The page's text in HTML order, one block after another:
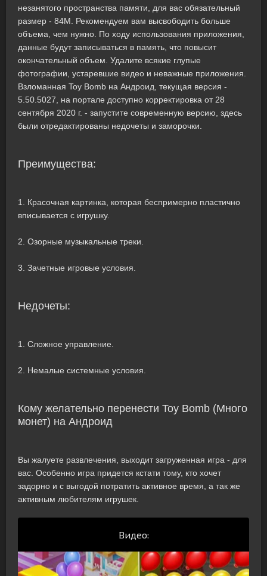
незанятого пространства памяти, для вас обязательный
размер - 84M. Рекомендуем вам высвободить больше
объема, чем нужно. По ходу использования приложения,
данные будут записываться в память, что повысит
окончательный объем. Удалите всякие глупые
фотографии, устаревшие видео и неважные приложения.
Взломанная Toy Bomb на Андроид, текущая версия -
5.50.5027, на портале доступно корректировка от 28
сентября 2020 г. - запустите современную версию, здесь
были отредактированы недочеты и заморочки.
Преимущества:
1. Красочная картинка, которая беспримерно пластично
вписывается с игрушку.
2. Озорные музыкальные треки.
3. Зачетные игровые условия.
Недочеты:
1. Сложное управление.
2. Немалые системные условия.
Кому желательно перенести Toy Bomb (Много
монет) на Андроид
Вы жалуете развлечения, выходит загруженная игра - для
вас. Особенно игра придется кстати тому, кто хочет
задорно и с выгодой потратить активное время, а так же
активным любителям игрушек.
Видео: